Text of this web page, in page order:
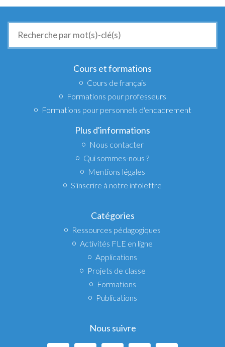
de
:
Cours et formations
Cours de français
Formations pour professeurs
Formations pour personnels d'encadrement
Plus d'informations
Nous contacter
Qui sommes-nous ?
Mentions légales
S'inscrire à notre infolettre
Catégories
Ressources pédagogiques
Activités FLE en ligne
Applications
Projets de classe
Formations
Publications
Nous suivre